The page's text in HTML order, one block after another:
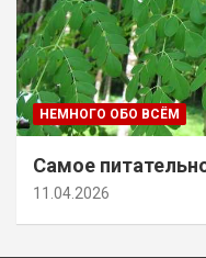
НЕМНОГО ОБО ВСЁМ
Самое
11.04.2026